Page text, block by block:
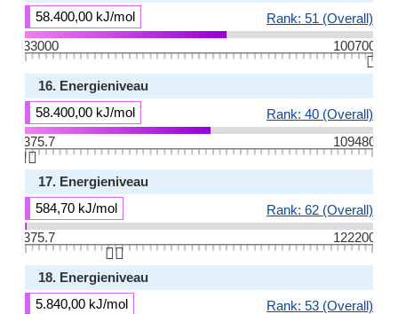
58.400,00 kJ/mol
Rank: 51 (Overall)
33000
100700
👆🏻
16. Energieniveau
58.400,00 kJ/mol
Rank: 40 (Overall)
375.7
109480
👆🏻
17. Energieniveau
584,70 kJ/mol
Rank: 62 (Overall)
375.7
122200
👆🏻
18. Energieniveau
5.840,00 kJ/mol
Rank: 53 (Overall)